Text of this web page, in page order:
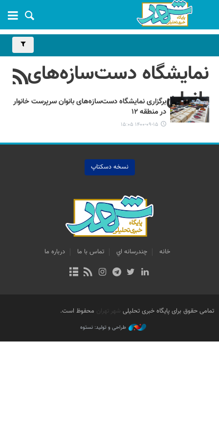
نمایشگاه دست‌سازه‌های
بانوانبرگزاری نمایشگاه دست‌سازه‌های بانوان سرپرست‌ خانوار
در منطقه ۱۲
۱۴۰۰-۰۹-۱۵ ۱۵:۰۵
نسخه دسکتاپ
خانه چندرسانه اي تماس با ما درباره ما
تمامی حقوق برای پایگاه خبری تحلیلی شهر تهران محفوظ است.
طراحی و تولید: نستوه